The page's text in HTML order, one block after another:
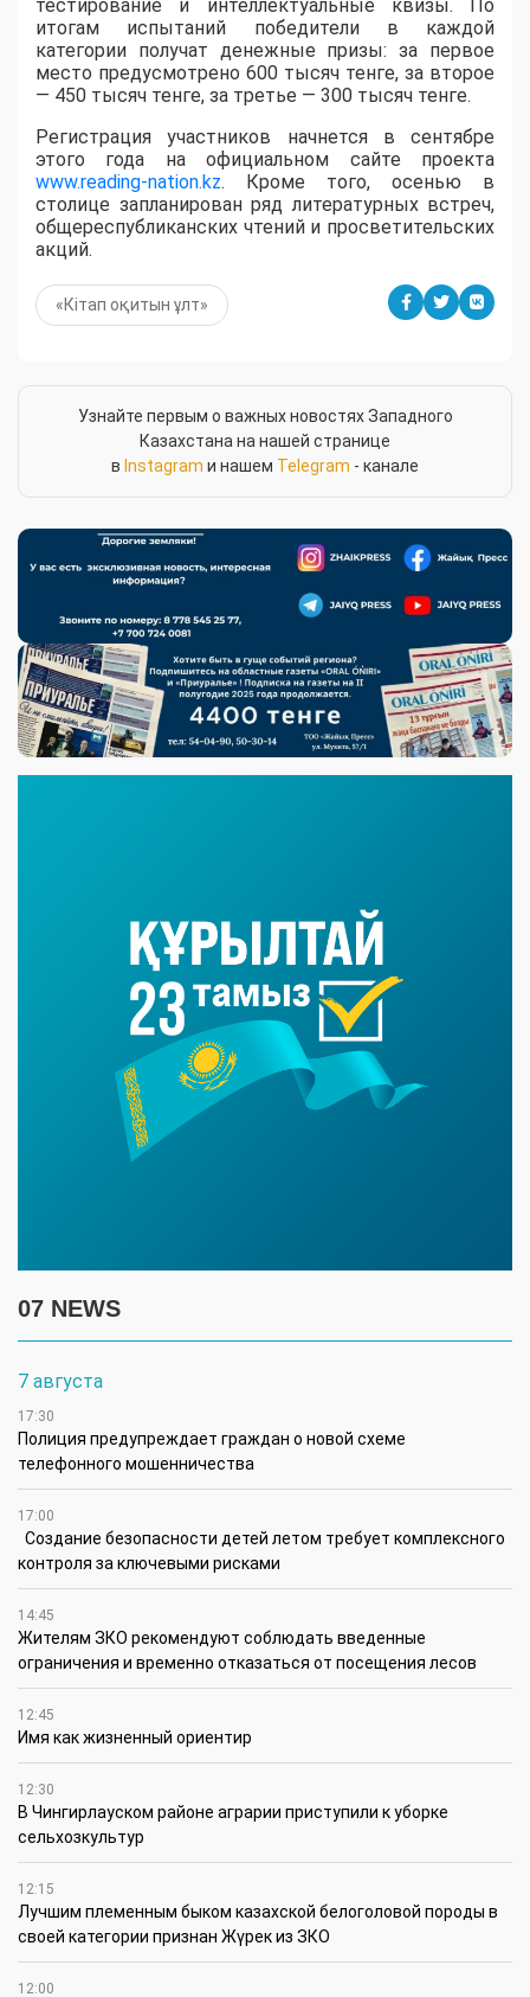
тестирование и интеллектуальные квизы. По
итогам испытаний победители в каждой
категории получат денежные призы: за первое
место предусмотрено 600 тысяч тенге, за второе
— 450 тысяч тенге, за третье — 300 тысяч тенге.
Регистрация участников начнется в сентябре
этого года на официальном сайте проекта
www.reading-nation.kz. Кроме того, осенью в
столице запланирован ряд литературных встреч,
общереспубликанских чтений и просветительских
акций.
«Кітап оқитын ұлт»
Узнайте первым о важных новостях Западного
Казахстана на нашей странице
в Instagram и нашем Telegram - канале
07 NEWS
7 августа
17:30
Полиция предупреждает граждан о новой схеме
телефонного мошенничества
17:00
Создание безопасности детей летом требует комплексного
контроля за ключевыми рисками
14:45
Жителям ЗКО рекомендуют соблюдать введенные
ограничения и временно отказаться от посещения лесов
12:45
Имя как жизненный ориентир
12:30
В Чингирлауском районе аграрии приступили к уборке
сельхозкультур
12:15
Лучшим племенным быком казахской белоголовой породы в
своей категории признан Жүрек из ЗКО
12:00